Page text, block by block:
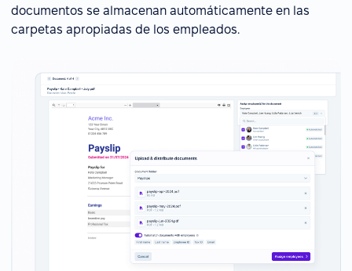
documentos se almacenan automáticamente en las
carpetas apropiadas de los empleados.